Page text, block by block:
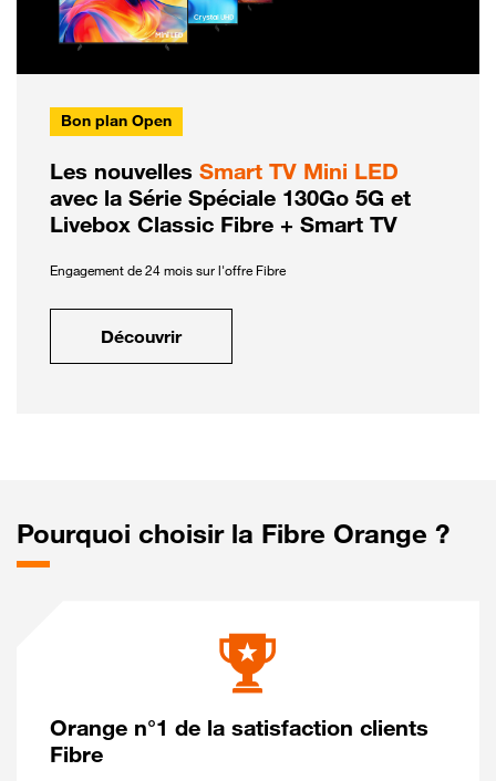
Bon plan Open
Les nouvelles Smart TV Mini LED
avec la Série Spéciale 130Go 5G et
Livebox Classic Fibre + Smart TV
Engagement de 24 mois sur l'offre Fibre
Découvrir
Pourquoi choisir la Fibre Orange ?
Orange n°1 de la satisfaction clients
Fibre